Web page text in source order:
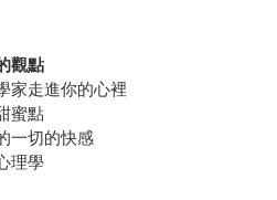
觀點
家走進你的心裡
蜜點
一切的快感
理學